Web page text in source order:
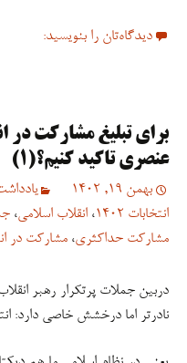
دیدگاه‌تان را بنویسید:
برای تبلیغ مشارکت در
عنصری تاکید کنیم؟(۱)
بهمن 19, 1402
انتخابات 1402
، انقلاب اسلامی،
مشارکت حداکثری، مشارکت در
دربین جملات پرتکرار رهبر
نادرتر اما درخشش خاصی دارد: